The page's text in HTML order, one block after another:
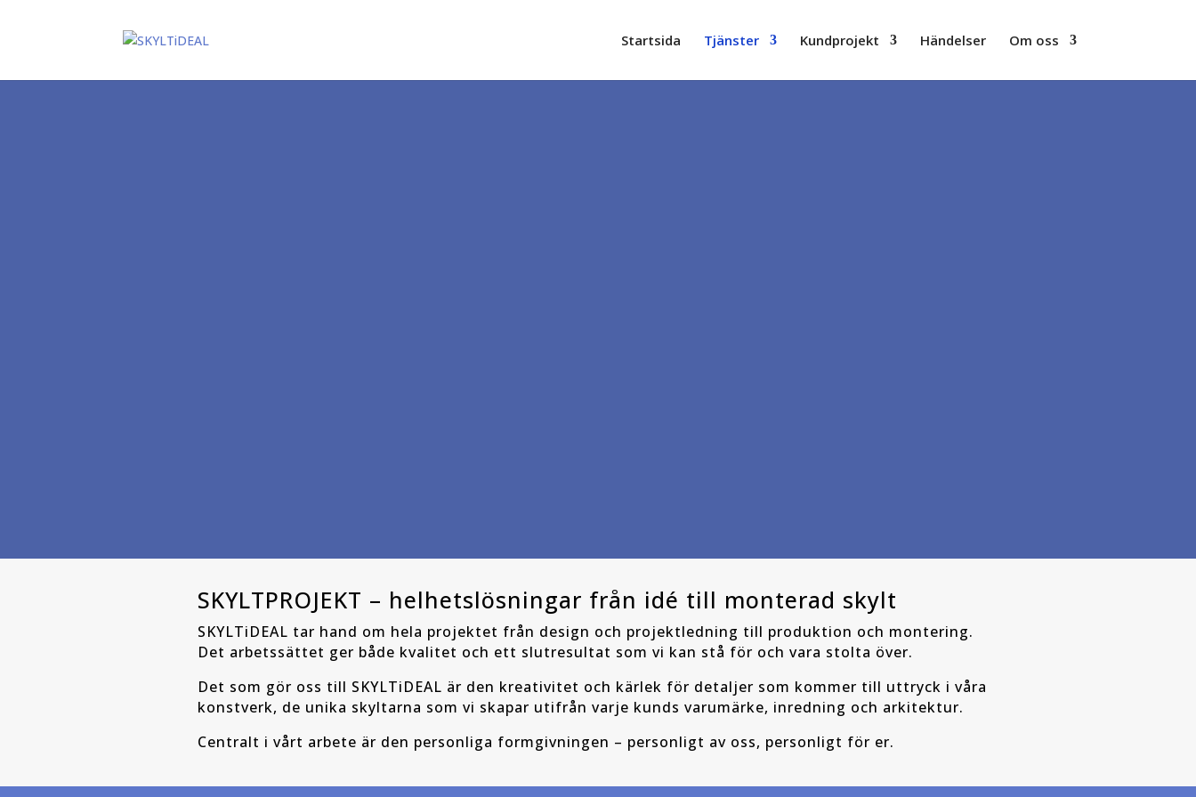
Startsida Tjänster Kundprojekt Händelser Om oss
SKYLTPROJEKT – helhetslösningar från idé till monterad skylt
SKYLTiDEAL tar hand om hela projektet från design och projektledning till produktion och montering.
Det arbetssättet ger både kvalitet och ett slutresultat som vi kan stå för och vara stolta över.
Det som gör oss till SKYLTiDEAL är den kreativitet och kärlek för detaljer som kommer till uttryck i våra
konstverk, de unika skyltarna som vi skapar utifrån varje kunds varumärke, inredning och arkitektur.
Centralt i vårt arbete är den personliga formgivningen – personligt av oss, personligt för er.